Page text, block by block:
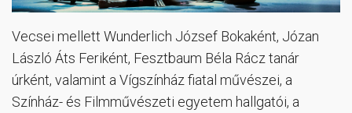
Vecsei mellett Wunderlich József Bokaként, Józan
László Áts Feriként, Fesztbaum Béla Rácz tanár
úrként, valamint a Vígszínház fiatal művészei, a
Színház- és Filmművészeti egyetem hallgatói, a